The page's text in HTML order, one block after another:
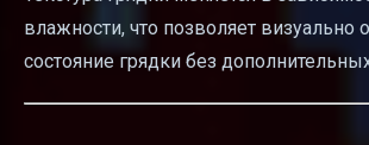
влажности, что позволяет визуально
состояние грядки без